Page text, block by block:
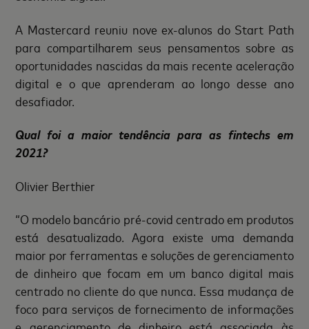
A Mastercard reuniu nove ex-alunos do Start Path
para compartilharem seus pensamentos sobre as
oportunidades nascidas da mais recente aceleração
digital e o que aprenderam ao longo desse ano
desafiador.
Qual foi a maior tendência para as fintechs em
2021?
Olivier Berthier
“O modelo bancário pré-covid centrado em produtos
está desatualizado. Agora existe uma demanda
maior por ferramentas e soluções de gerenciamento
de dinheiro que focam em um banco digital mais
centrado no cliente do que nunca. Essa mudança de
foco para serviços de fornecimento de informações